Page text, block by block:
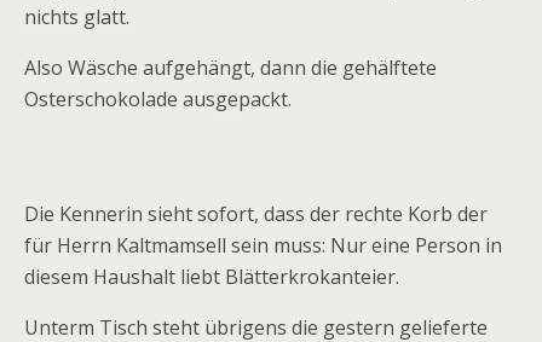
nichts glatt.
Also Wäsche aufgehängt, dann die gehälftete
Osterschokolade ausgepackt.
Die Kennerin sieht sofort, dass der rechte Korb der
für Herrn Kaltmamsell sein muss: Nur eine Person in
diesem Haushalt liebt Blätterkrokanteier.
Unterm Tisch steht übrigens die gestern gelieferte